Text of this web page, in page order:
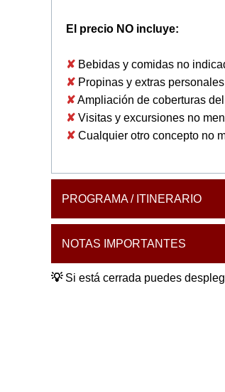
El precio NO incluye:
✘ Bebidas y comidas no
✘ Propinas y extras personales
✘Ampliación de coberturas
✘ Visitas y excursiones no
✘ Cualquier otro concepto no
PROGRAMA / ITINERARIO
NOTAS IMPORTANTES
💡Si está cerrada puedes